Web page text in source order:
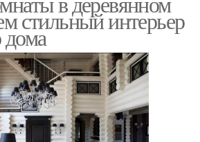
стильный интерьер
дома